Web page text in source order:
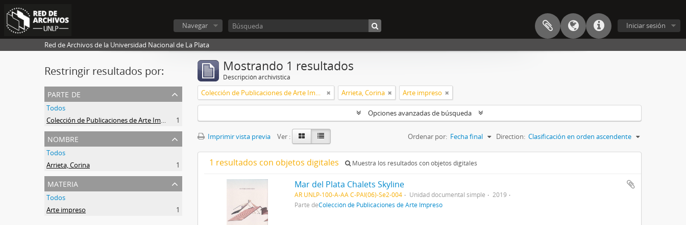
Iniciar sesión
Navegar
Red de Archivos de la Universidad Nacional de La Plata
Restringir resultados por:
parte de
Todos
Colección de Publicaciones de Arte Impreso
1
nombre
Todos
Arrieta, Corina
1
materia
Todos
Arte impreso
1
Mostrando 1 resultados
Descripción archivística
Colección de Publicaciones de Arte Impreso Arrieta, Corina Arte impreso
Opciones avanzadas de búsqueda
Imprimir vista previa Ver : Ordenar por: Fecha final Direction: Clasificación en orden ascendente
1 resultados con objetos digitales Muestra los resultados con objetos digitales
Mar del Plata Chalets Skyline
AR UNLP-100-A-AA C-PAI(06)-Se2-004 Unidad documental simple
2019
Parte deColección de Publicaciones de Arte Impreso